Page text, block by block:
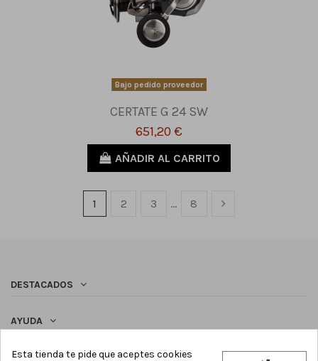
Bajo pedido proveedor
CERTATE G 24 SW
651,20 €
AÑADIR AL CARRITO
1 2 3 … 8
DESTACADOS
AYUDA
SÍGUENOS
Esta tienda te pide que aceptes cookies